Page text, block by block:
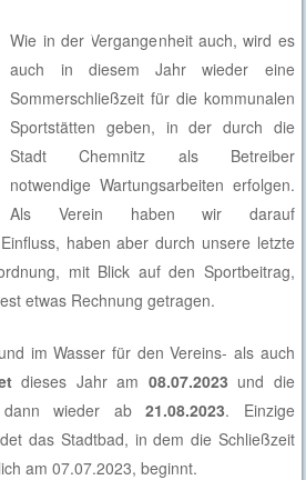
Wie in der Vergangenheit auch, wird es
auch in diesem Jahr wieder eine
Sommerschließzeit für die kommunalen
Sportstätten geben, in der durch die
Stadt Chemnitz als Betreiber
notwendige Wartungsarbeiten erfolgen.
Als Verein haben wir darauf
haben aber durch unsere letzte
mit Blick auf den Sportbeitrag,
etwas Rechnung getragen.
im Wasser für den Vereins- als auch
dieses Jahr am 08.07.2023 und die
dann wieder ab21.08.2023. Einzige
das Stadtbad, in dem die Schließzeit
am 07.07.2023, beginnt.